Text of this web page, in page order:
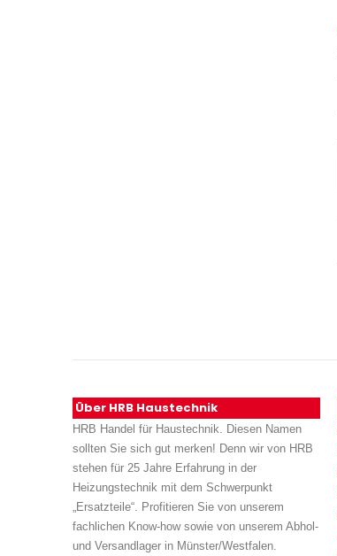
Über HRB Haustechnik
HRB Handel für Haustechnik. Diesen Namen
sollten Sie sich gut merken! Denn wir von HRB
stehen für 25 Jahre Erfahrung in der
Heizungstechnik mit dem Schwerpunkt
„Ersatzteile“. Profitieren Sie von unserem
fachlichen Know-how sowie von unserem Abhol-
und Versandlager in Münster/Westfalen.